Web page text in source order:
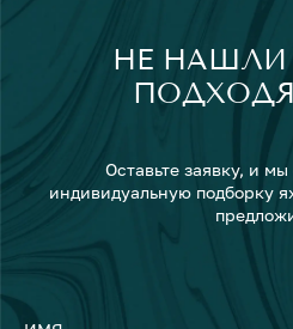
НЕ НАШЛИ
Оставьте заявку, и
индивидуальную подборку